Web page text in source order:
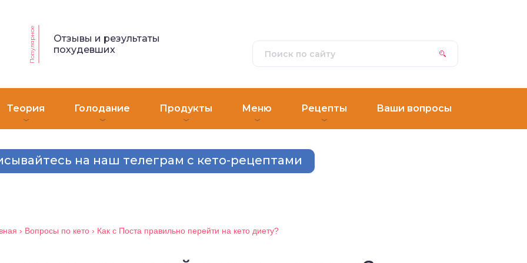
Популярное
Отзывы и результаты
похудевших
Теория Голодание Продукты Меню Рецепты Ваши вопросы
на наш телеграм с кето-рецептами
› Вопросы по кето› Как с Поста правильно перейти на кето диету?